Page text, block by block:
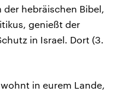
hebräischen Bibel,
genießt der
in Israel. Dort (3.
in eurem Lande,